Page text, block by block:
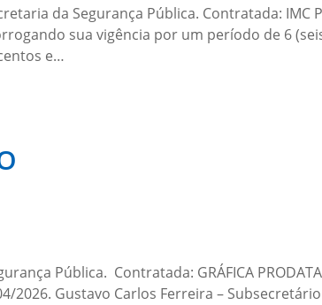
da Segurança Pública. Contratada: IMC
sua vigência por um período de 6
e…
Pública. Contratada: GRÁFICA
Gustavo Carlos Ferreira –